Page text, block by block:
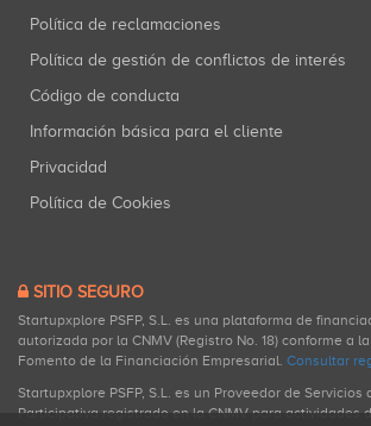
Política de reclamaciones
Política de gestión de conflictos de interés
Código de conducta
Información básica para el cliente
Privacidad
Política de Cookies
SITIO SEGURO
Startupxplore PSFP, S.L. es una plataforma de
autorizada por la CNMV (Registro No. 18) conforme a
Fomento de la Financiación Empresarial. Consultar
Startupxplore PSFP, S.L. es un Proveedor de Servicios
Participativa registrado en la CNMV para actividades